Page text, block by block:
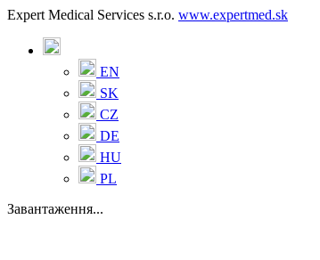
Expert Medical Services s.r.o. www.expertmed.sk
EN
SK
CZ
DE
HU
PL
Завантаження...